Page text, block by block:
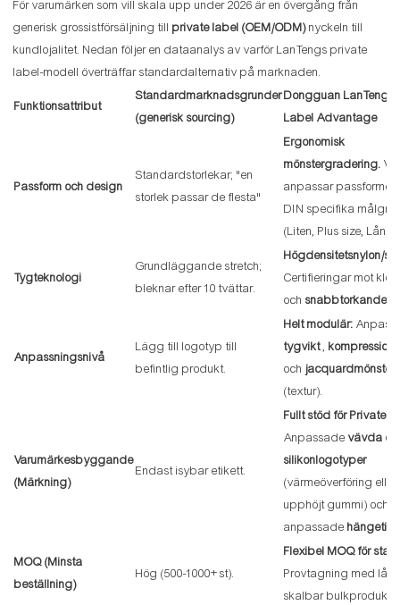
För varumärken som vill skala upp under 2026 är en övergång från
generisk grossistförsäljning till private label (OEM/ODM)nyckeln till
kundlojalitet. Nedan följer en dataanalys av varför LanTengs private
label-modell överträffar standardalternativ på marknaden.
Funktionsattribut
Standardmarknadsgrunder
(generisk sourcing)
Dongguan LanTeng
Label Advantage
Passform och design
Standardstorlekar; "en
storlek passar de flesta"
Ergonomisk
mönstergradering. Vi
anpassar passformen
DIN specifika
(Liten, Plus size, Lång,
Tygteknologi
Grundläggande stretch;
bleknar efter 10 tvättar.
Högdensitetsnylon/
Certifieringar mot klor,
och snabbtorkande
Anpassningsnivå
Lägg till logotyp till
befintlig produkt.
Helt modulär:
tygvikt,
och jacquardmönster
(textur).
Varumärkesbyggande
(Märkning)
Endast isybar etikett.
Fullt stöd för Private
Anpassade vävda
silikonlogotyper
(värmeöverföring eller
upphöjt gummi) och
anpassade
MOQ (Minsta
beställning)
Hög (500-1000+ st).
Flexibel MOQ för
Provtagning med låg
skalbar